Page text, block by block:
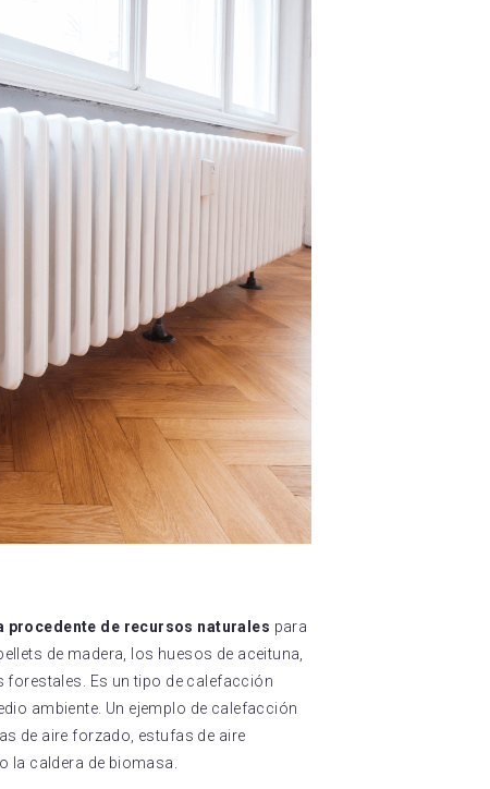
procedente de recursos naturales para
de madera, los huesos de aceituna,
Es un tipo de calefacción
ambiente. Un ejemplo de calefacción
de aire forzado, estufas de aire
la caldera de biomasa.